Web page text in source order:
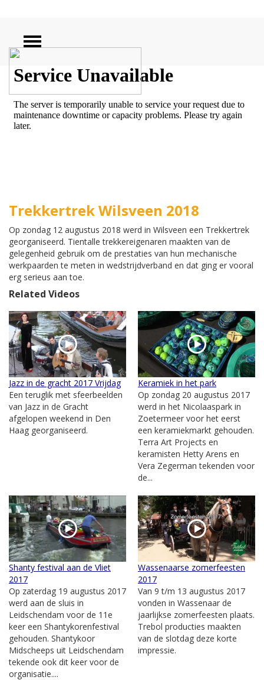
ZOEKEN
Trekkertrek Wilsveen 2018
Op zondag 12 augustus 2018 werd in Wilsveen een Trekkertrek
georganiseerd. Tientalle trekkereigenaren maakten van de
gelegenheid gebruik om de prestaties van hun mechanische
werkpaarden te meten in wedstrijdverband en dat ging er vooral
erg serieus aan toe.
Related Videos
Jazz in de gracht 2017 Vrijdag
Een teruglik met sfeerbeelden
van Jazz in de Gracht
afgelopen weekend in Den
Haag georganiseerd.
Keramiek in het park
Op zondag 20 augustus 2017
werd in het Nicolaaspark in
Zoetermeer voor het eerst
een keramiekmarkt gehouden.
Terra Art Projects en
keramisten Hetty Arens en
Vera Zegerman tekenden voor
de...
Shanty festival aan de Vliet
2017
Op zaterdag 19 augustus 2017
werd aan de sluis in
Leidschendam voor de 11e
keer een Shantykorenfestival
gehouden. Shantykoor
Midscheeps uit Leidschendam
tekende ook dit keer voor de
organisatie....
Wassenaarse zomerfeesten
2017
Van 9 t/m 13 augustus 2017
vonden in Wassenaar de
jaarlijkse zomerfeesten plaats.
Trebol producties maakten
van de slotdag deze korte
impressie.